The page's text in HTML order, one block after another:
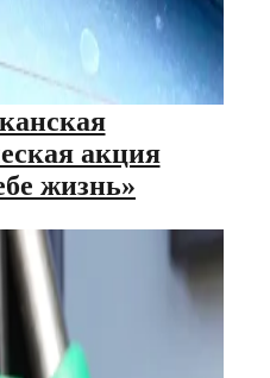
акция
жизнь»